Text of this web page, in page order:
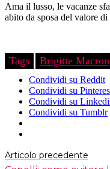
Ama il lusso, le vacanze
abito da sposa del valore
Tags Brigitte Macron
Condividi su Reddit
Condividi su
Condividi su
Condividi su Tumblr
Articolo precedente